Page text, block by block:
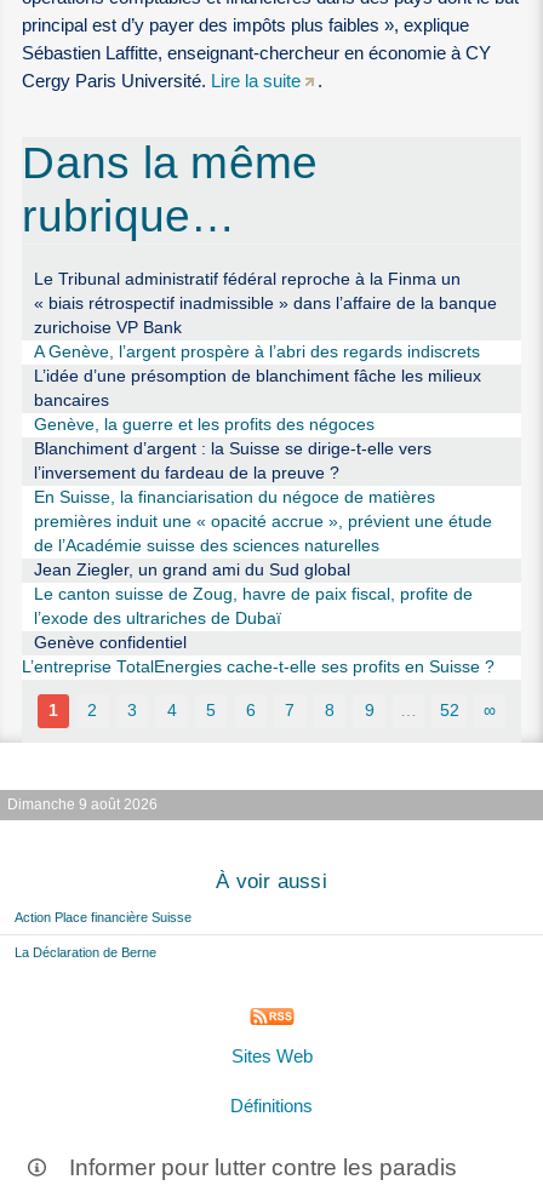
principal est d’y payer des impôts plus faibles », explique
Sébastien Laffitte, enseignant-chercheur en économie à CY
Cergy Paris Université. Lire la suite .
Dans la même
rubrique…
Le Tribunal administratif fédéral reproche à la Finma un
« biais rétrospectif inadmissible » dans l’affaire de la banque
zurichoise VP Bank
A Genève, l’argent prospère à l’abri des regards indiscrets
L’idée d’une présomption de blanchiment fâche les milieux
bancaires
Genève, la guerre et les profits des négoces
Blanchiment d’argent : la Suisse se dirige-t-elle vers
l’inversement du fardeau de la preuve ?
En Suisse, la financiarisation du négoce de matières
premières induit une « opacité accrue », prévient une étude
de l’Académie suisse des sciences naturelles
Jean Ziegler, un grand ami du Sud global
Le canton suisse de Zoug, havre de paix fiscal, profite de
l’exode des ultrariches de Dubaï
Genève confidentiel
L’entreprise TotalEnergies cache-t-elle ses profits en Suisse ?
1 2 3 4 5 6 7 8 9 52 ∞
Dimanche 9 août 2026
À voir aussi
Action Place financière Suisse
La Déclaration de Berne
Sites Web
Définitions
Informer pour lutter contre les paradis